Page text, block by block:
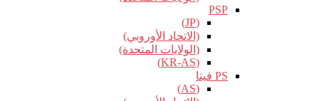
PSP
(JP)
(الاتحاد الأوروبي)
(الولايات المتحدة)
(KR-AS)
PS فيتا
(AS)